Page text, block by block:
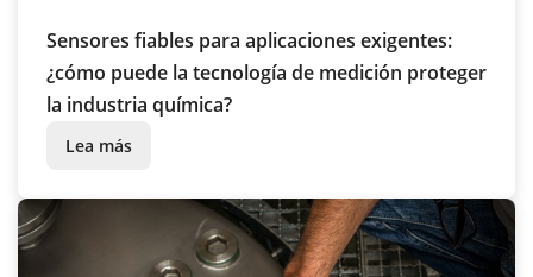
Sensores fiables para aplicaciones exigentes:
¿cómo puede la tecnología de medición proteger
la industria química?
Lea más